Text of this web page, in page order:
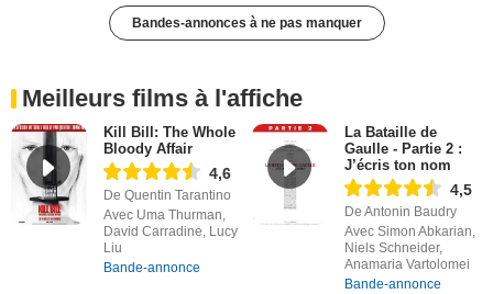
Bandes-annonces à ne pas manquer
Meilleurs films à l'affiche
Kill Bill: The Whole
Bloody Affair
4,6
De Quentin Tarantino
Avec Uma Thurman,
David Carradine, Lucy
Liu
Bande-annonce
La Bataille de
Gaulle - Partie 2 :
J’écris ton nom
4,5
De Antonin Baudry
Avec Simon Abkarian,
Niels Schneider,
Anamaria Vartolomei
Bande-annonce